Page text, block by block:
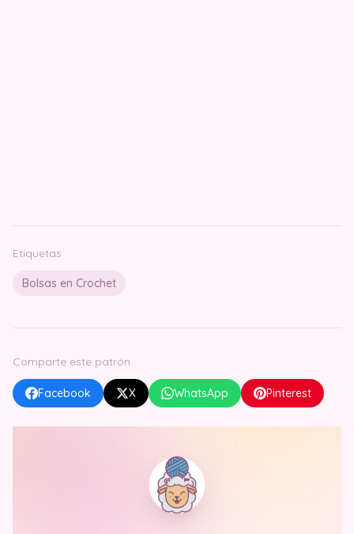
Etiquetas
Bolsas en Crochet
Comparte este patrón
Facebook X WhatsApp Pinterest